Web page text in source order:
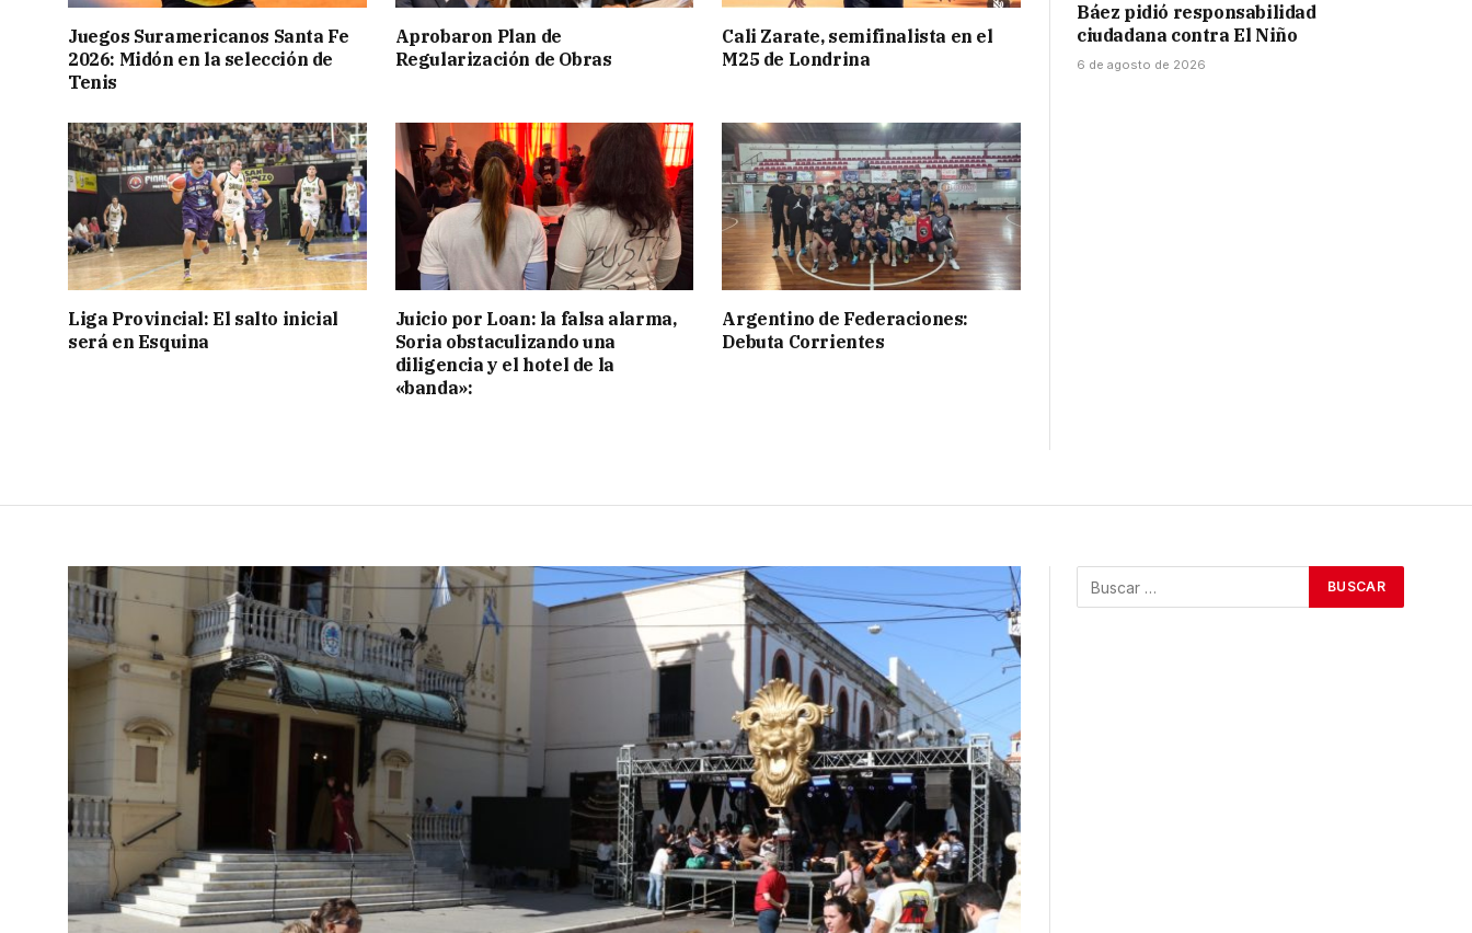
Juegos Suramericanos Santa Fe
2026: Midón en la selección de
Tenis
Aprobaron Plan de
Regularización de Obras
Cali Zarate, semifinalista en el
M25 de Londrina
Liga Provincial: El salto inicial
será en Esquina
Juicio por Loan: la falsa alarma,
Soria obstaculizando una
diligencia y el hotel de la
«banda»:
Argentino de Federaciones:
Debuta Corrientes
Báez pidió responsabilidad
ciudadana contra El Niño
6 de agosto de 2026